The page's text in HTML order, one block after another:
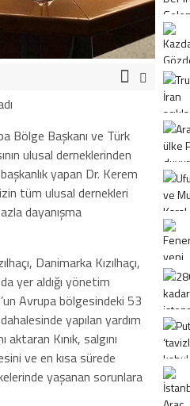
Bölge Başkanı ve Türk
ulusal derneklerinden
yapan Dr. Kerem
tüm ulusal dernekleri
dayanışma
Danimarka Kızılhaçı,
da yer aldığı yönetim
Avrupa bölgesindeki 53
yapılan yardım
aktaran Kınık, salgını
ve en kısa sürede
yaşanan sorunlara